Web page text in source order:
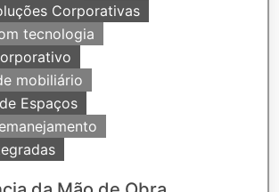
Corporativas
tecnologia
mobiliário
Espaços